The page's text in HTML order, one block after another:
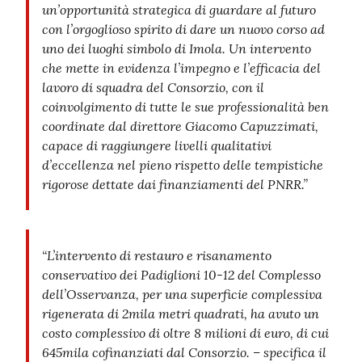
un’opportunità strategica di guardare al futuro
con l’orgoglioso spirito di dare un nuovo corso ad
uno dei luoghi simbolo di Imola. Un intervento
che mette in evidenza l’impegno e l’efficacia del
lavoro di squadra del Consorzio, con il
coinvolgimento di tutte le sue professionalità ben
coordinate dal direttore Giacomo Capuzzimati,
capace di raggiungere livelli qualitativi
d’eccellenza nel pieno rispetto delle tempistiche
rigorose dettate dai finanziamenti del PNRR.”
“L’intervento di restauro e risanamento
conservativo dei Padiglioni 10-12 del Complesso
dell’Osservanza, per una superficie complessiva
rigenerata di 2mila metri quadrati, ha avuto un
costo complessivo di oltre 8 milioni di euro, di cui
645mila cofinanziati dal Consorzio. – specifica il